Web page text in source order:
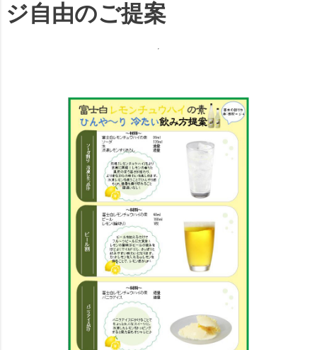
ジ自由のご提案